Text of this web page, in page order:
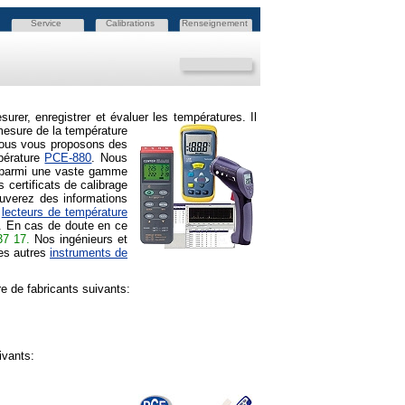
Service Calibrations Renseignement
enregistrer et évaluer les températures. Il
de la température
vous proposons des
PCE-880. Nous
une vaste gamme
certificats de calibrage
des informations
lecteurs de température
En cas de doute en ce
17. Nos ingénieurs et
autres instruments de
de fabricants suivants: